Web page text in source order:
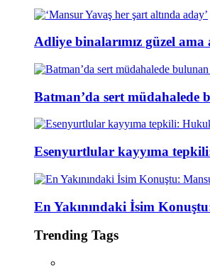
Adliye binalarımız güzel ama
Batman’da sert müdahalede
Esenyurtlular kayyıma
En Yakınındaki İsim
Trending Tags